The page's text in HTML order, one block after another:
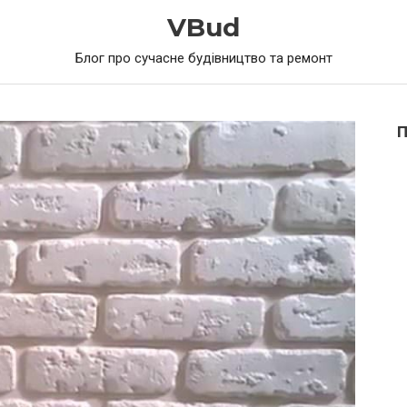
VBud
Блог про сучасне будівництво та ремонт